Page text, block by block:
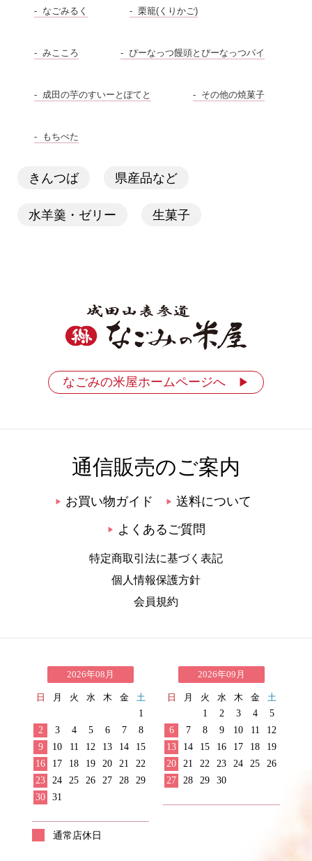
なごみるく 栗籠(くりかご)
みこころ ぴーなっつ饅頭とぴーなっつパイ
成田の芋のすいーとぽてと その他の焼菓子
もちぺた
きんつば 県産品など
水羊羹・ゼリー 生菓子
なごみの米屋ホームページへ ▶
通信販売のご案内
▶ お買い物ガイド ▶ 送料について
▶ よくあるご質問
特定商取引法に基づく表記
個人情報保護方針
会員規約
2026年08月
日 月 火 水 木 金
土
1
2
3 4 5 6 7
8
9
10 11 12 13 14
15
16
17 18 19 20 21
22
23
24 25 26 27 28
29
30
31
2026年09月
日 月 火 水 木 金
土
1
2 3 4
5
6
7 8 9 10 11
12
13
14 15 16 17 18
19
20
21 22 23 24 25
26
27
28 29 30
通常店休日